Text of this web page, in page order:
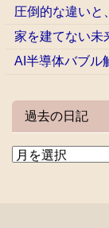
圧倒的な違いと
家を建てない未
AI半導体バブル
過去の日記